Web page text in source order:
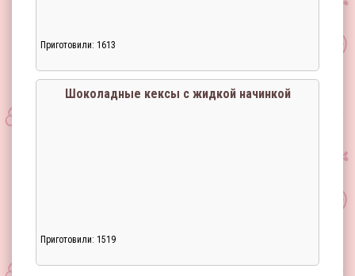
Приготовили: 1613
Шоколадные кексы с жидкой начинкой
Приготовили: 1519